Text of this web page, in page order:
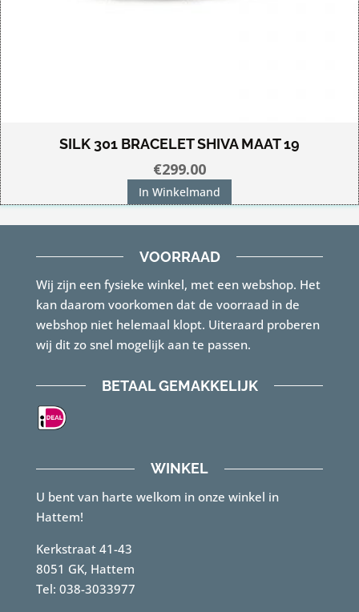
SILK 301 BRACELET SHIVA MAAT 19
€299.00
In Winkelmand
VOORRAAD
Wij zijn een fysieke winkel, met een webshop. Het
kan daarom voorkomen dat de voorraad in de
webshop niet helemaal klopt. Uiteraard proberen
wij dit zo snel mogelijk aan te passen.
BETAAL GEMAKKELIJK
WINKEL
U bent van harte welkom in onze winkel in
Hattem!
Kerkstraat 41-43
8051 GK, Hattem
Tel: 038-3033977